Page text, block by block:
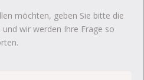
möchten, geben Sie bitte die
wir werden Ihre Frage so